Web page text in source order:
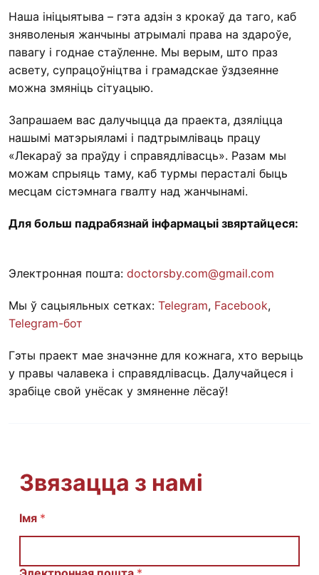
Наша ініцыятыва – гэта адзін з крокаў да таго, каб
зняволеныя жанчыны атрымалі права на здароўе,
павагу і годнае стаўленне. Мы верым, што праз
асвету, супрацоўніцтва і грамадскае ўздзеянне
можна змяніць сітуацыю.
Запрашаем вас далучыцца да праекта, дзяліцца
нашымі матэрыяламі і падтрымліваць працу
«Лекараў за праўду і справядлівасць». Разам мы
можам спрыяць таму, каб турмы перасталі быць
месцам сістэмнага гвалту над жанчынамі.
Для больш падрабязнай інфармацыі звяртайцеся:
Электронная пошта: doctorsby.com@gmail.com
Мы ў сацыяльных сетках: Telegram, Facebook,
Telegram-бот
Гэты праект мае значэнне для кожнага, хто верыць
у правы чалавека і справядлівасць. Далучайцеся і
зрабіце свой унёсак у змяненне лёсаў!
Звязацца з намі
С
Імя *